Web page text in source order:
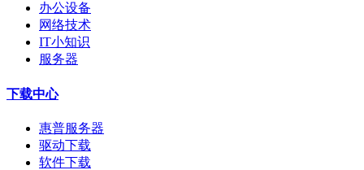
办公设备
网络技术
IT小知识
服务器
下载中心
惠普服务器
驱动下载
软件下载